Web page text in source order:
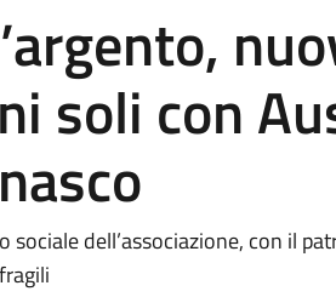
soli con
sociale dell’associazione, con il